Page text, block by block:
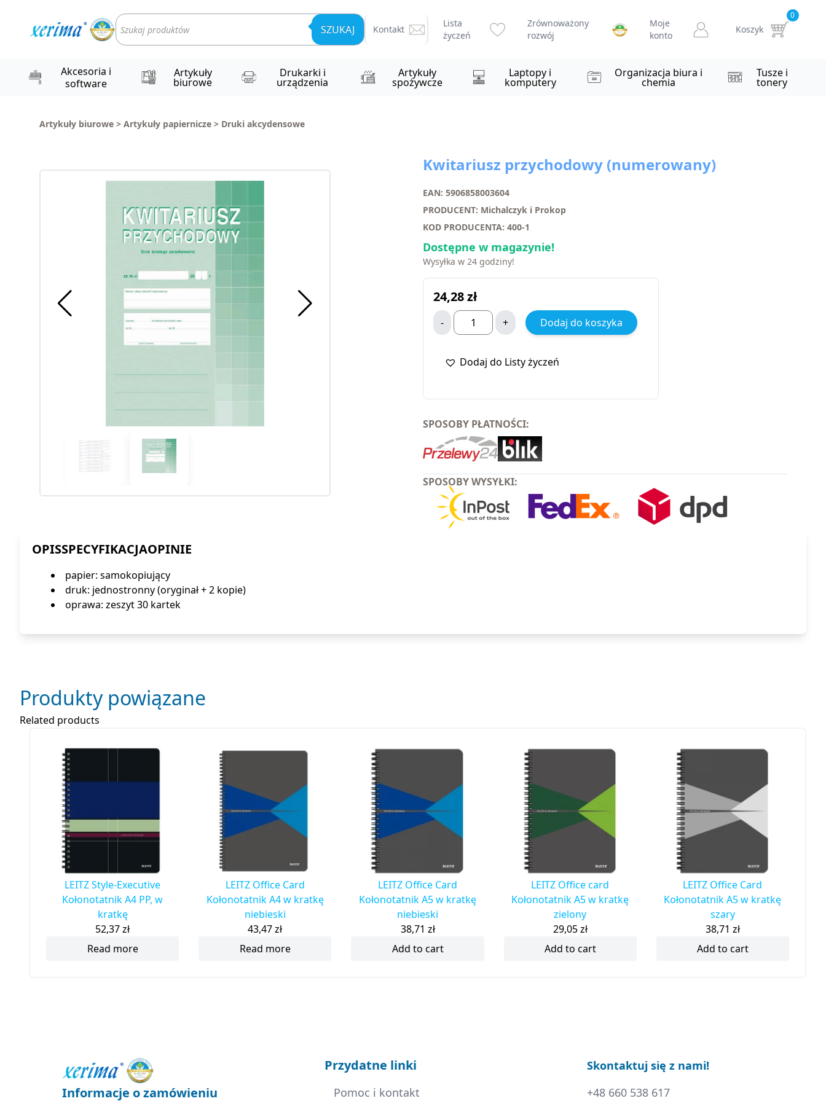
Wyszukiwarka
produktów SZUKAJ Kontakt
Lista
życzeń
Zrównoważony
rozwój
Moje
konto
Koszyk
0
Akcesoria i
software
Artykuły
biurowe
Drukarki i
urządzenia
Artykuły
spożywcze
Laptopy i
komputery
Organizacja biura i
chemia
Tusze i
tonery
Artykuły biurowe > Artykuły papiernicze > Druki akcydensowe
Kwitariusz przychodowy (numerowany)
EAN: 5906858003604
PRODUCENT: Michalczyk i Prokop
KOD PRODUCENTA: 400-1
Dostępne w magazynie!
Wysyłka w 24 godziny!
24,28zł
- + Dodaj do koszyka
Dodaj do Listy życzeń
SPOSOBY PŁATNOŚCI:
SPOSOBY WYSYŁKI:
OPISSPECYFIKACJAOPINIE
papier: samokopiujący
druk: jednostronny (oryginał + 2 kopie)
oprawa: zeszyt 30 kartek
Produkty powiązane
Related products
LEITZ Style-Executive
Kołonotatnik A4 PP, w
kratkę
52,37zł
Read more
LEITZ Office Card
Kołonotatnik A4 w kratkę
niebieski
43,47zł
Read more
LEITZ Office Card
Kołonotatnik A5 w kratkę
niebieski
38,71 zł
Add to cart
LEITZ Office card
Kołonotatnik A5 w kratkę
zielony
29,05zł
Add to cart
LEITZ Office Card
Kołonotatnik A5 w kratkę
szary
38,71 zł
Add to cart
Informacje o zamówieniu
Przydatne linki
Pomoc i kontakt
Skontaktuj się z nami!
+48 660 538 617